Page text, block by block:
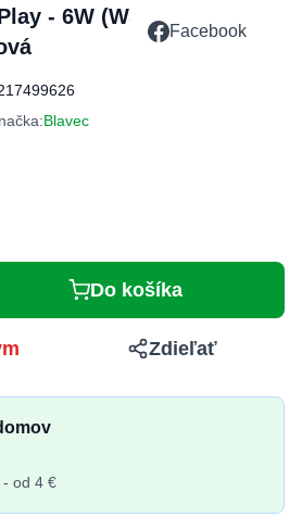
Facebook
- 6W (WS06-O)
Blavec
Do košíka
Zdieľať
- od 4 €